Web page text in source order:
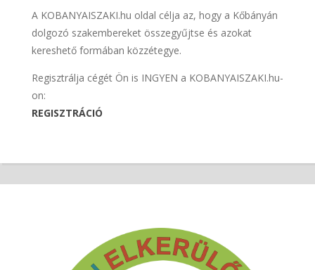
A KOBANYAISZAKI.hu oldal célja az, hogy a Kőbányán
dolgozó szakembereket összegyűjtse és azokat
kereshető formában közzétegye.
Regisztrálja cégét Ön is INGYEN a KOBANYAISZAKI.hu-
on:
REGISZTRÁCIÓ